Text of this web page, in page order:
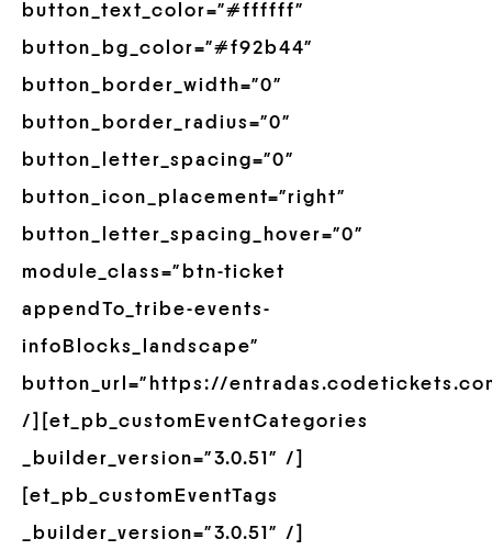
button_text_color=”#ffffff”
button_bg_color=”#f92b44″
button_border_width=”0″
button_border_radius=”0″
button_letter_spacing=”0″
button_icon_placement=”right”
button_letter_spacing_hover=”0″
module_class=”btn-ticket
appendTo_tribe-events-
infoBlocks_landscape”
button_url=”https://
/][et_pb_customEventCategories
_builder_version=”3.0.51″ /]
[et_pb_customEventTags
_builder_version=”3.0.51″ /]